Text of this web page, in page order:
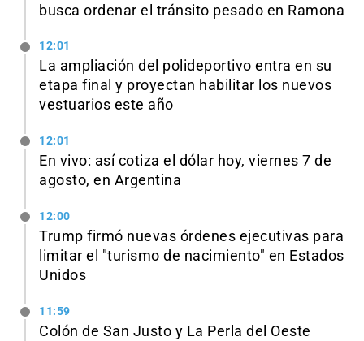
busca ordenar el tránsito pesado en Ramona
12:01
La ampliación del polideportivo entra en su
etapa final y proyectan habilitar los nuevos
vestuarios este año
12:01
En vivo: así cotiza el dólar hoy, viernes 7 de
agosto, en Argentina
12:00
Trump firmó nuevas órdenes ejecutivas para
limitar el "turismo de nacimiento" en Estados
Unidos
11:59
Colón de San Justo y La Perla del Oeste